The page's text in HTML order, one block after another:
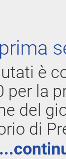
è
per la
del
di